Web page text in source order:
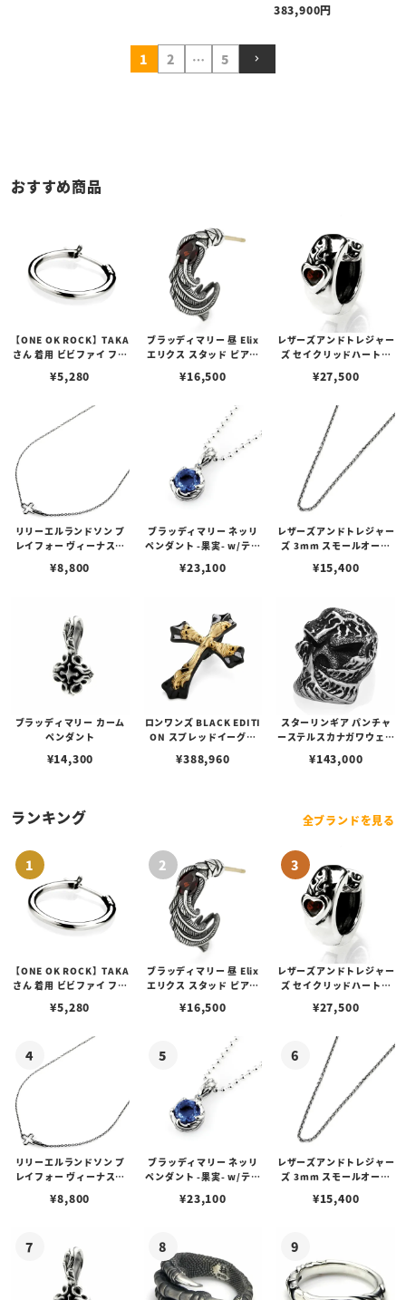
383,900
1 2 … 5
おすすめ商品
【ONE OK ROCK】TAKA
さん 着用 ビビファイ フー
¥5,280
ブラッディマリー 昼 Elix
エリクス スタッド ピアス
¥16,500
レザーズアンドトレジャー
ズ セイクリッドハートピ
¥27,500
リリーエルランドソン プ
レイフォー ヴィーナスチ
¥8,800
ブラッディマリー ネッリ
ペンダント -果実- w/ティ
¥23,100
レザーズアンドトレジャー
ズ 3mm スモールオーバ
ブスタークラスプ＆LTロ
¥15,400
ブラッディマリー カーム
ペンダント
¥14,300
ロンワンズ BLACK EDITI
ON スプレッドイーグル
コーティング w/ K18イエ
¥388,960
スターリンギア パンチャ
ーステルスカナガワウェー
¥143,000
ランキング 全ブランドを見る
【ONE OK ROCK】TAKA
さん 着用 ビビファイ フー
¥5,280
ブラッディマリー 昼 Elix
エリクス スタッド ピアス
¥16,500
レザーズアンドトレジャー
ズ セイクリッドハートピ
¥27,500
リリーエルランドソン プ
レイフォー ヴィーナスチ
¥8,800
ブラッディマリー ネッリ
ペンダント -果実- w/ティ
¥23,100
レザーズアンドトレジャー
ズ 3mm スモールオーバ
ブスタークラスプ＆LTロ
¥15,400